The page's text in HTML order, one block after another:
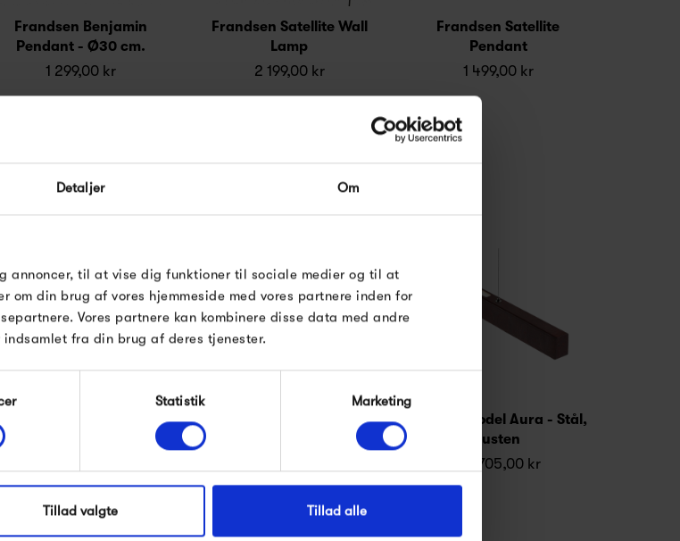
Detaljer Om
annoncer, til at vise dig funktioner til sociale medier og til at
om din brug af vores hjemmeside med vores partnere inden for
Vores partnere kan kombinere disse data med andre
fra din brug af deres tjenester.
Statistik Marketing
Tillad valgte Tillad alle
Frandsen Benjamin
Pendant - Ø30 cm.
1 299,00 kr
Frandsen Satellite Wall
Lamp
2 199,00 kr
Frandsen Satellite
Pendant
1 499,00 kr
Anour I-model Aura - Stål,
rusten
28 705,00 kr